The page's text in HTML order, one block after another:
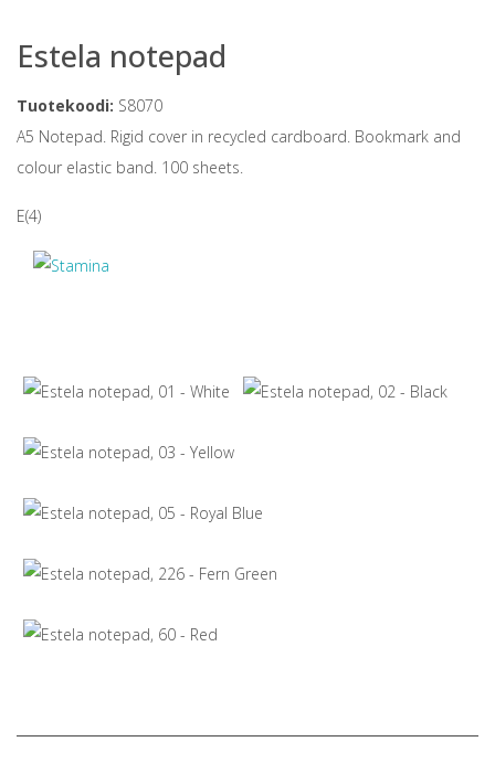
Estela notepad
Tuotekoodi: S8070
A5 Notepad. Rigid cover in recycled cardboard. Bookmark and
colour elastic band. 100 sheets.
E(4)